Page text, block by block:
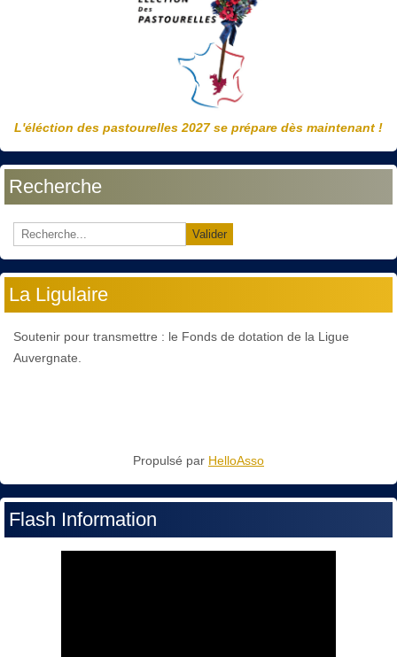
L'éléction des pastourelles 2027 se prépare dès maintenant !
Recherche
Valider
La Ligulaire
Soutenir pour transmettre : le Fonds de dotation de la Ligue
Auvergnate.
Propulsé par HelloAsso
Flash Information